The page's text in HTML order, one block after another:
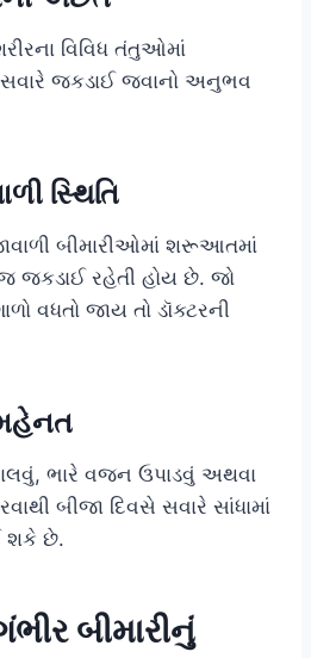
વિવિધ તંતુઓમાં
જકડાઈ જવાનો અનુભવ
સ્થિતિ
બીમારીઓમાં શરૂઆતમાં
જકડાઈ રહેતી હોય છે. જો
વધતો જાય તો ડૉક્ટરની
મહેનત
ભારે વજન ઉપાડવું અથવા
બીજા દિવસે સવારે સાંધામાં
શકે છે.
બીમારીનું